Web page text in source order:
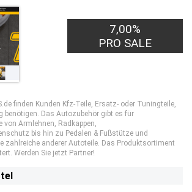
7,00%
PRO SALE
finden Kunden Kfz-Teile, Ersatz- oder Tuningteile,
benötigen. Das Autozubehör gibt es für
von Armlehnen, Radkappen,
bis hin zu Pedalen & Fußstütze und
zahlreiche anderer Autoteile. Das Produktsortiment
Werden Sie jetzt Partner!